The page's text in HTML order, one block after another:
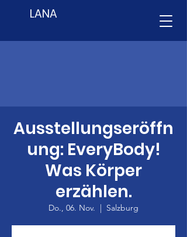
LANA
Ausstellungseröffn
ung: EveryBody!
Was Körper
erzählen.
Do., 06. Nov.
  |
Salzburg